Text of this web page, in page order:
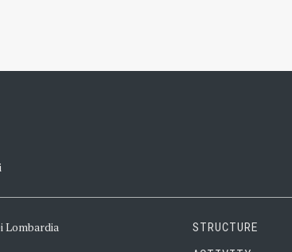
Lombardia
STRUCTURE